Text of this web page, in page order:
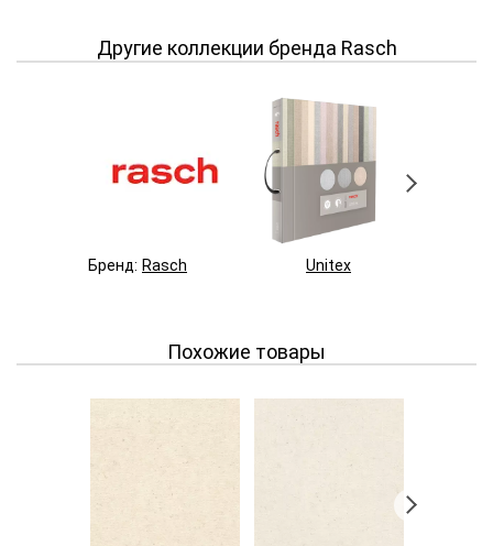
Другие коллекции бренда Rasch
Бренд: Rasch Unitex
Похожие товары